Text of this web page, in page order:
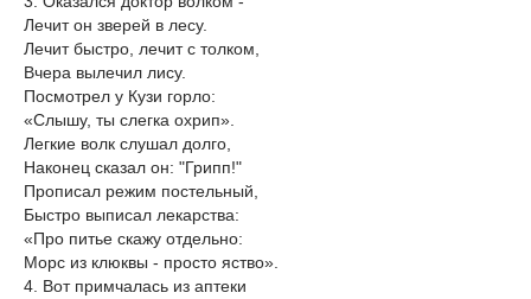
Лечит он зверей в лесу.
Лечит быстро, лечит с толком,
Вчера вылечил лису.
Посмотрел у Кузи горло:
«Слышу, ты слегка охрип».
Легкие волк слушал долго,
Наконец сказал он: "Грипп!"
Прописал режим постельный,
Быстро выписал лекарства:
«Про питье скажу отдельно:
Морс из клюквы - просто яство».
4. Вот примчалась из аптеки